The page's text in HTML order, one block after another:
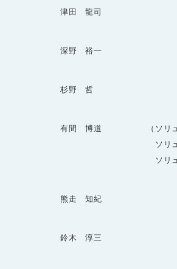
津田 龍司
深野 裕一
杉野 哲
有間 博道
（ソ
ソリ
ソリ
熊走 知紀
鈴木 淳三